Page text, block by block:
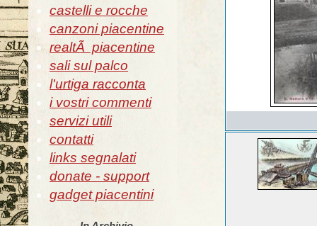
castelli e rocche
canzoni piacentine
realtÃ piacentine
sali sul palco
l'urtiga racconta
i vostri commenti
servizi utili
contatti
links segnalati
donate - support
gadget piacentini